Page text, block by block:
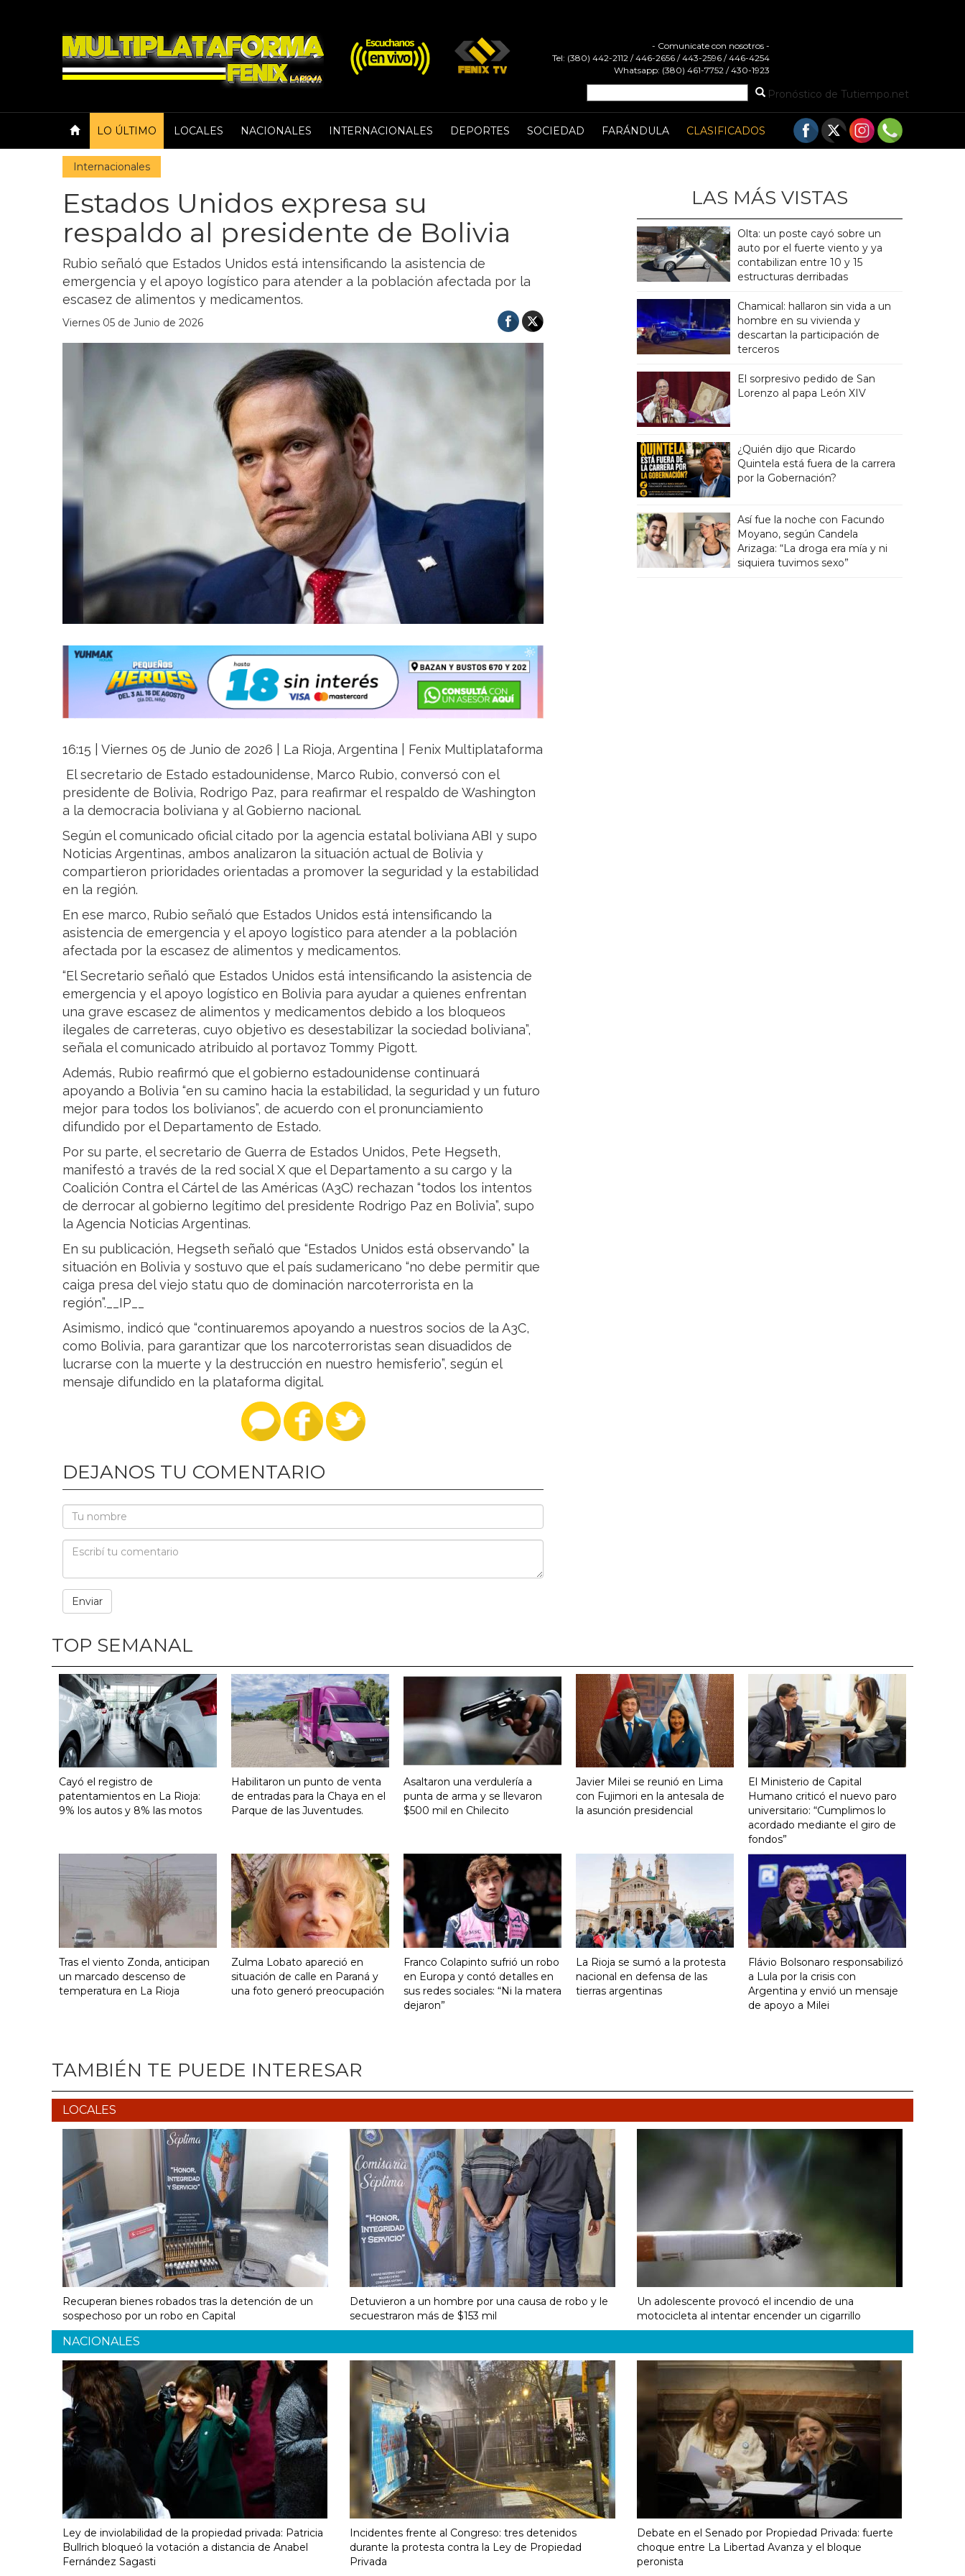
- Comunicate con nosotros -
Tel: (380) 442-2112 / 446-2656 / 443-2596 / 446-4254
Whatsapp: (380) 461-7752 / 430-1923
Pronóstico de Tutiempo.net
LO ÚLTIMO LOCALES NACIONALES INTERNACIONALES DEPORTES SOCIEDAD FARÁNDULA CLASIFICADOS
Internacionales
Estados Unidos expresa su
respaldo al presidente de Bolivia
Rubio señaló que Estados Unidos está intensificando la asistencia de
emergencia y el apoyo logístico para atender a la población afectada por la
escasez de alimentos y medicamentos.
Viernes 05 de Junio de 2026
16:15 | Viernes 05 de Junio de 2026 | La Rioja, Argentina | Fenix Multiplataforma
El secretario de Estado estadounidense, Marco Rubio, conversó con el
presidente de Bolivia, Rodrigo Paz, para reafirmar el respaldo de Washington
a la democracia boliviana y al Gobierno nacional.
Según el comunicado oficial citado por la agencia estatal boliviana ABI y supo
Noticias Argentinas, ambos analizaron la situación actual de Bolivia y
compartieron prioridades orientadas a promover la seguridad y la estabilidad
en la región.
En ese marco, Rubio señaló que Estados Unidos está intensificando la
asistencia de emergencia y el apoyo logístico para atender a la población
afectada por la escasez de alimentos y medicamentos.
“El Secretario señaló que Estados Unidos está intensificando la asistencia de
emergencia y el apoyo logístico en Bolivia para ayudar a quienes enfrentan
una grave escasez de alimentos y medicamentos debido a los bloqueos
ilegales de carreteras, cuyo objetivo es desestabilizar la sociedad boliviana”,
señala el comunicado atribuido al portavoz Tommy Pigott.
Además, Rubio reafirmó que el gobierno estadounidense continuará
apoyando a Bolivia “en su camino hacia la estabilidad, la seguridad y un futuro
mejor para todos los bolivianos”, de acuerdo con el pronunciamiento
difundido por el Departamento de Estado.
Por su parte, el secretario de Guerra de Estados Unidos, Pete Hegseth,
manifestó a través de la red social X que el Departamento a su cargo y la
Coalición Contra el Cártel de las Américas (A3C) rechazan “todos los intentos
de derrocar al gobierno legítimo del presidente Rodrigo Paz en Bolivia”, supo
la Agencia Noticias Argentinas.
En su publicación, Hegseth señaló que “Estados Unidos está observando” la
situación en Bolivia y sostuvo que el país sudamericano “no debe permitir que
caiga presa del viejo statu quo de dominación narcoterrorista en la
región”.__IP__
Asimismo, indicó que “continuaremos apoyando a nuestros socios de la A3C,
como Bolivia, para garantizar que los narcoterroristas sean disuadidos de
lucrarse con la muerte y la destrucción en nuestro hemisferio”, según el
mensaje difundido en la plataforma digital.
DEJANOS TU COMENTARIO
LAS MÁS VISTAS
Olta: un poste cayó sobre un
auto por el fuerte viento y ya
contabilizan entre 10 y 15
estructuras derribadas
Chamical: hallaron sin vida a un
hombre en su vivienda y
descartan la participación de
terceros
El sorpresivo pedido de San
Lorenzo al papa León XIV
¿Quién dijo que Ricardo
Quintela está fuera de la carrera
por la Gobernación?
Así fue la noche con Facundo
Moyano, según Candela
Arizaga: “La droga era mía y ni
siquiera tuvimos sexo”
TOP SEMANAL
Cayó el registro de
patentamientos en La Rioja:
9% los autos y 8% las motos
Habilitaron un punto de venta
de entradas para la Chaya en el
Parque de las Juventudes.
Asaltaron una verdulería a
punta de arma y se llevaron
$500 mil en Chilecito
Javier Milei se reunió en Lima
con Fujimori en la antesala de
la asunción presidencial
El Ministerio de Capital
Humano criticó el nuevo paro
universitario: “Cumplimos lo
acordado mediante el giro de
fondos”
Tras el viento Zonda, anticipan
un marcado descenso de
temperatura en La Rioja
Zulma Lobato apareció en
situación de calle en Paraná y
una foto generó preocupación
Franco Colapinto sufrió un robo
en Europa y contó detalles en
sus redes sociales: “Ni la matera
dejaron”
La Rioja se sumó a la protesta
nacional en defensa de las
tierras argentinas
Flávio Bolsonaro responsabilizó
a Lula por la crisis con
Argentina y envió un mensaje
de apoyo a Milei
TAMBIÉN TE PUEDE INTERESAR
LOCALES
Recuperan bienes robados tras la detención de un
sospechoso por un robo en Capital
Detuvieron a un hombre por una causa de robo y le
secuestraron más de $153 mil
Un adolescente provocó el incendio de una
motocicleta al intentar encender un cigarrillo
NACIONALES
Ley de inviolabilidad de la propiedad privada: Patricia
Bullrich bloqueó la votación a distancia de Anabel
Fernández Sagasti
Incidentes frente al Congreso: tres detenidos
durante la protesta contra la Ley de Propiedad
Privada
Debate en el Senado por Propiedad Privada: fuerte
choque entre La Libertad Avanza y el bloque
peronista